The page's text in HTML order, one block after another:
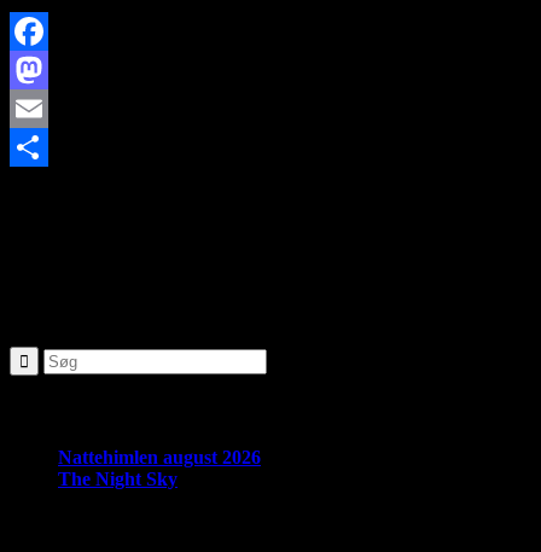
Facebook
Mastodon
Email
Nattehimlen august 2026
The Night Sky